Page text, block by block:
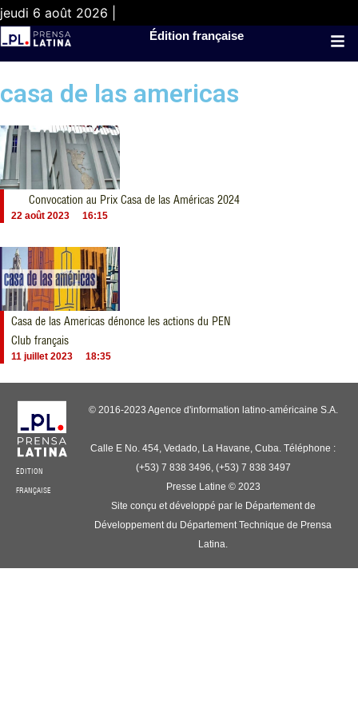
jeudi 6 août 2026 |
Édition française
casa de las americas
Convocation au Prix Casa de las Américas 2024
22 août 2023 16:15
Casa de las Americas dénonce les actions du PEN
Club français
11 juillet 2023 18:35
ÉDITION
FRANÇAISE
© 2016-2023 Agence d'information latino-américaine S.A.
Calle E No. 454, Vedado, La Havane, Cuba. Téléphone :
(+53) 7 838 3496, (+53) 7 838 3497
Presse Latine © 2023
Site conçu et développé par le Département de
Développement du Département Technique de Prensa
Latina.